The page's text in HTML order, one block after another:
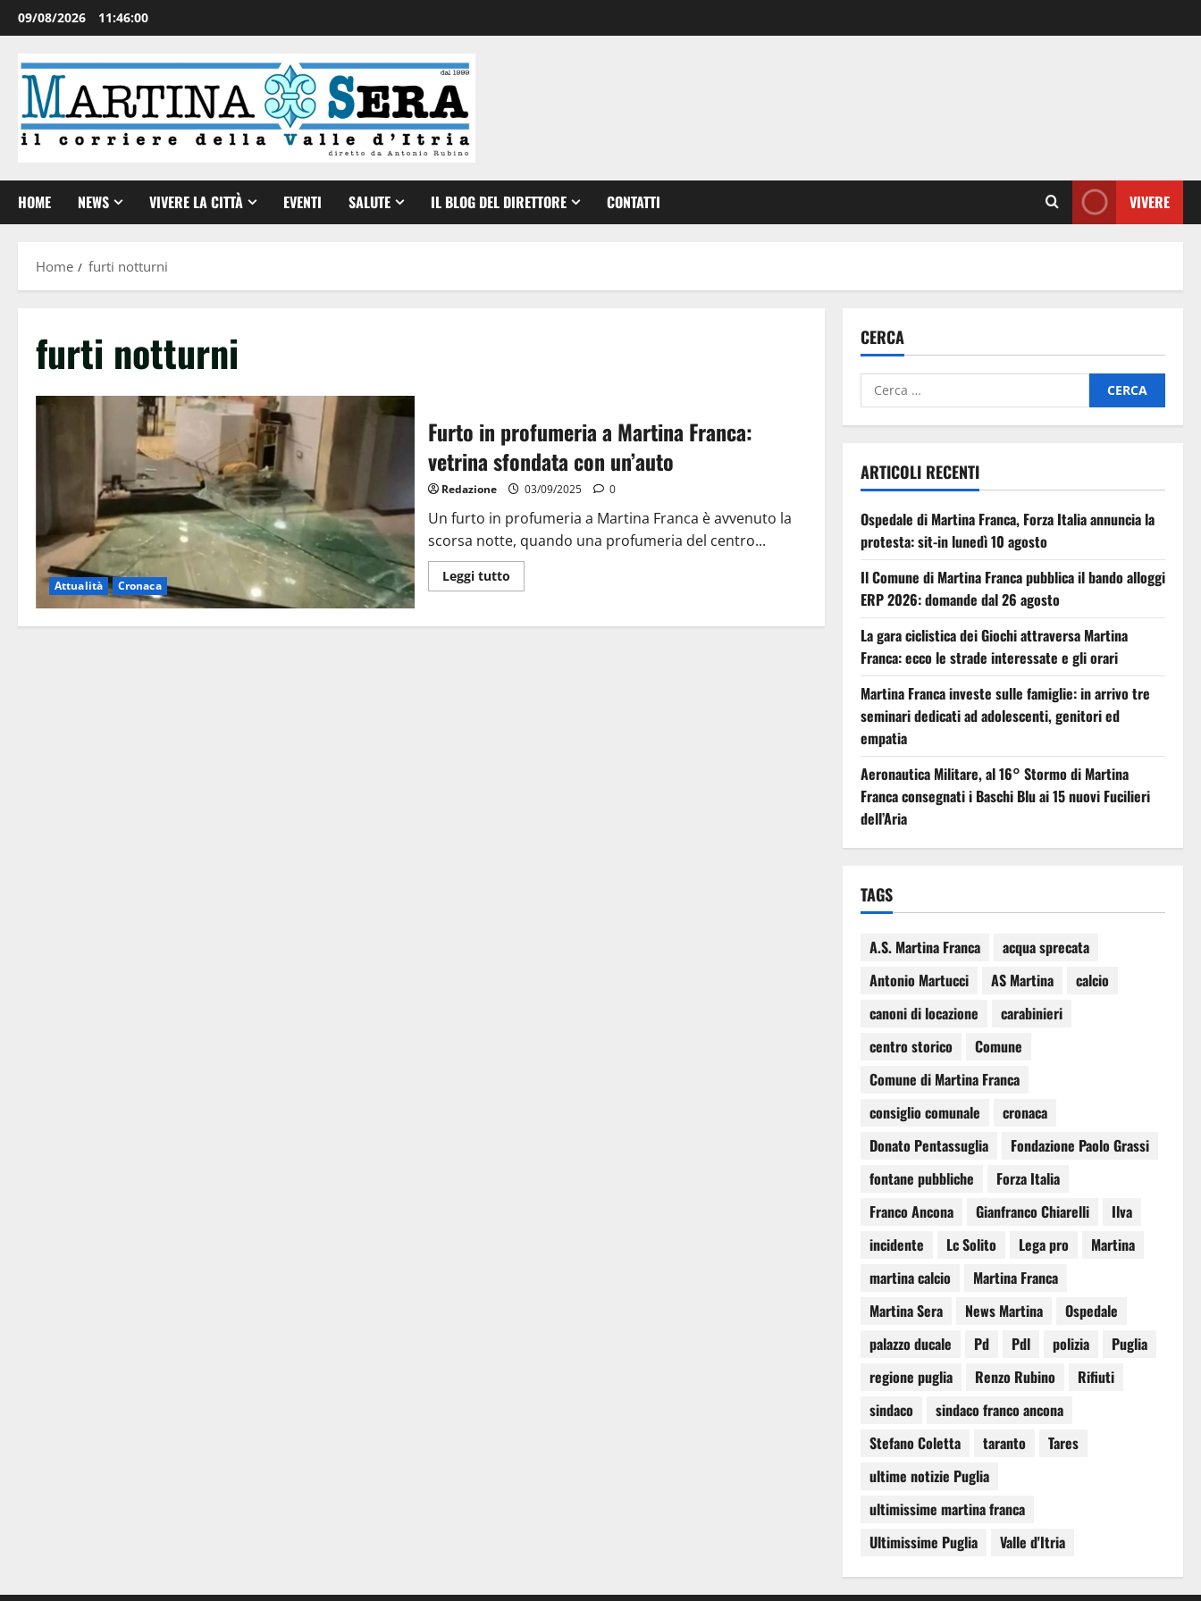
09/08/2026 11:46:00
HOME NEWS VIVERE LA CITTÀ EVENTI SALUTE IL BLOG DEL DIRETTORE CONTATTI VIVERE
Home furti notturni
furti notturni
Attualità Cronaca
Furto in profumeria a Martina Franca:
vetrina sfondata con un’auto
Redazione 03/09/2025 0
Un furto in profumeria a Martina Franca è avvenuto la
scorsa notte, quando una profumeria del centro...
Leggi tutto
CERCA
ARTICOLI RECENTI
Ospedale di Martina Franca, Forza Italia annuncia la
protesta: sit-in lunedì 10 agosto
Il Comune di Martina Franca pubblica il bando alloggi
ERP 2026: domande dal 26 agosto
La gara ciclistica dei Giochi attraversa Martina
Franca: ecco le strade interessate e gli orari
Martina Franca investe sulle famiglie: in arrivo tre
seminari dedicati ad adolescenti, genitori ed
empatia
Aeronautica Militare, al 16° Stormo di Martina
Franca consegnati i Baschi Blu ai 15 nuovi Fucilieri
dell’Aria
TAGS
A.S. Martina Franca
acqua sprecata
Antonio Martucci
AS Martina
calcio
canoni di locazione
carabinieri
centro storico
Comune
Comune di Martina Franca
consiglio comunale
cronaca
Donato Pentassuglia
Fondazione Paolo Grassi
fontane pubbliche
Forza Italia
Franco Ancona
Gianfranco Chiarelli
Ilva
incidente
Lc Solito Lega pro
Martina
martina calcio
Martina Franca
Martina Sera
News Martina
Ospedale
palazzo ducale
Pd Pdl polizia
Puglia
regione puglia
Renzo Rubino
Rifiuti
sindaco
sindaco franco ancona
Stefano Coletta
taranto
Tares
ultime notizie Puglia
ultimissime martina franca
Ultimissime Puglia
Valle d'Itria